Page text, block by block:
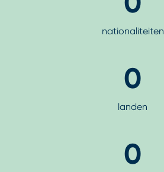
nationaliteiten
0
landen
0